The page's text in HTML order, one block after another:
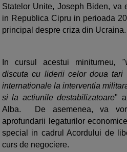
Statelor Unite, Joseph Biden, va
in Republica Cipru in perioada
principal despre criza din Ucraina.
In cursul acestui miniturneu,
discuta cu liderii celor doua tari
internationale la interventia
si la actiunile destabilizatoare"
Alba. De asemenea, va
aprofundarii legaturilor
special in cadrul Acordului de
curs de negociere.